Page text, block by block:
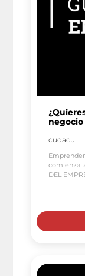
cudacu
comienza
DEL
describe